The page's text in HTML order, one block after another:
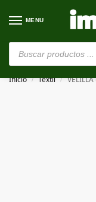
MENU
⚠️ Estamos
Inicio / Textil /